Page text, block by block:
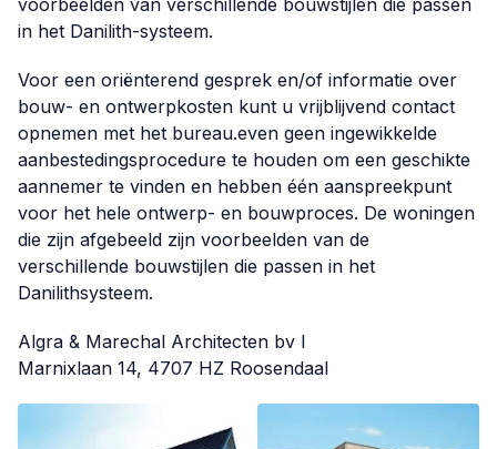
voorbeelden van verschillende bouwstijlen die passen
in het Danilith-systeem.
Voor een oriënterend gesprek en/of informatie over
bouw- en ontwerpkosten kunt u vrijblijvend contact
opnemen met het bureau.even geen ingewikkelde
aanbestedingsprocedure te houden om een geschikte
aannemer te vinden en hebben één aanspreekpunt
voor het hele ontwerp- en bouwproces. De woningen
die zijn afgebeeld zijn voorbeelden van de
verschillende bouwstijlen die passen in het
Danilithsysteem.
Algra & Marechal Architecten bv I
Marnixlaan 14, 4707 HZ Roosendaal